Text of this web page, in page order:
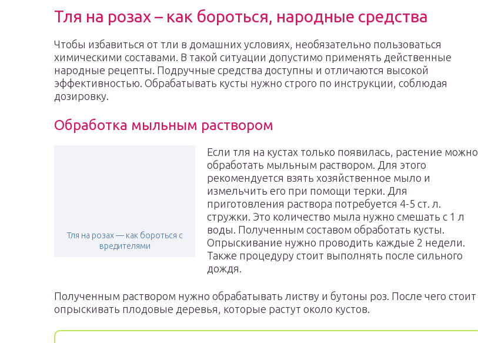
Тля на розах – как бороться, народные средства
Чтобы избавиться от тли в домашних условиях, необязательно пользоваться
химическими составами. В такой ситуации допустимо применять действенные
народные рецепты. Подручные средства доступны и отличаются высокой
эффективностью. Обрабатывать кусты нужно строго по инструкции, соблюдая
дозировку.
Обработка мыльным раствором
Тля на розах — как бороться с
вредителями
Если тля на кустах только появилась, растение можно
обработать мыльным раствором. Для этого
рекомендуется взять хозяйственное мыло и
измельчить его при помощи терки. Для
приготовления раствора потребуется 4-5 ст. л.
стружки. Это количество мыла нужно смешать с 1 л
воды. Полученным составом обработать кусты.
Опрыскивание нужно проводить каждые 2 недели.
Также процедуру стоит выполнять после сильного
дождя.
Полученным раствором нужно обрабатывать листву и бутоны роз. После чего стоит
опрыскивать плодовые деревья, которые растут около кустов.